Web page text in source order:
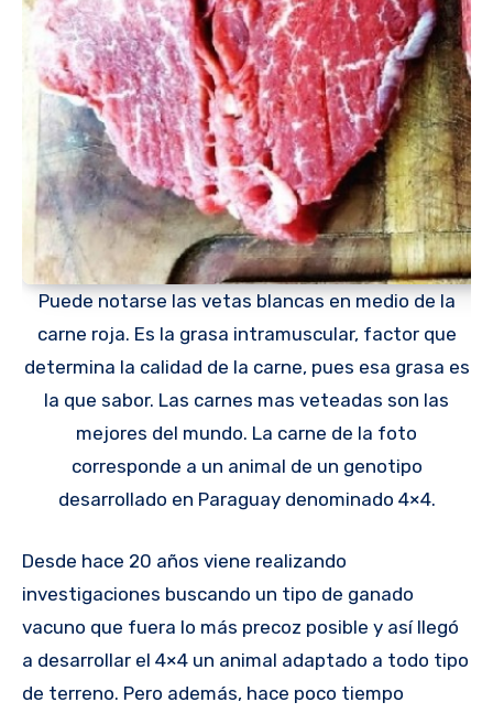
Puede notarse las vetas blancas en medio de la
carne roja. Es la grasa intramuscular, factor que
determina la calidad de la carne, pues esa grasa es
la que sabor. Las carnes mas veteadas son las
mejores del mundo. La carne de la foto
corresponde a un animal de un genotipo
desarrollado en Paraguay denominado 4×4.
Desde hace 20 años viene realizando
investigaciones buscando un tipo de ganado
vacuno que fuera lo más precoz posible y así llegó
a desarrollar el 4×4 un animal adaptado a todo tipo
de terreno. Pero además, hace poco tiempo